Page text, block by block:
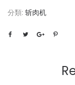
分類: 斩肉机